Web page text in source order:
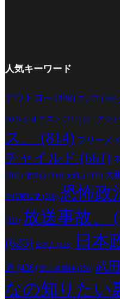
人気キーワード
アウトロー (438) アジア (350)
(334) シオニスト (377) ジ・アウ
ス、
(814) フリーメ
チャイルド (661)
(380) 信仰心 (350) 大和心 (332) 大
幸福実現党 (360) 恐怖政
(351) 放送事故、
(625) 日本人 (336) 日本
道 (436) 武士道精神 (356) 武
なの知りたい